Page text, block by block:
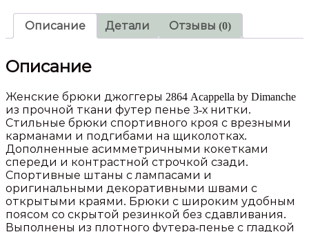
Описание Детали Отзывы (0)
Описание
Женские брюки джоггеры 2864 Acappella by Dimanche
из прочной ткани футер пенье 3-х нитки.
Стильные брюки спортивного кроя с врезными
карманами и подгибами на щиколотках.
Дополненные асимметричными кокетками
спереди и контрастной строчкой сзади.
Спортивные штаны с лампасами и
оригинальными декоративными швами с
открытыми краями. Брюки с широким удобным
поясом со скрытой резинкой без сдавливания.
Выполнены из плотного футера-пенье с гладкой